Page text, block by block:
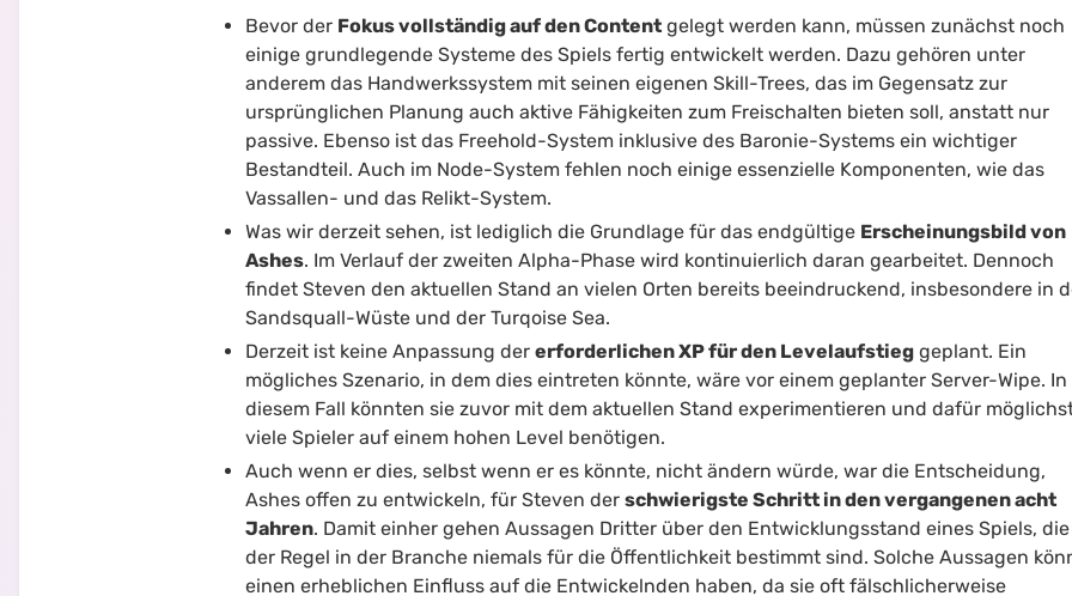
Bevor der Fokus vollständig auf den Content gelegt werden kann, müssen zunächst noch
einige grundlegende Systeme des Spiels fertig entwickelt werden. Dazu gehören unter
anderem das Handwerkssystem mit seinen eigenen Skill-Trees, das im Gegensatz zur
ursprünglichen Planung auch aktive Fähigkeiten zum Freischalten bieten soll, anstatt nur
passive. Ebenso ist das Freehold-System inklusive des Baronie-Systems ein wichtiger
Bestandteil. Auch im Node-System fehlen noch einige essenzielle Komponenten, wie das
Vassallen- und das Relikt-System.
Was wir derzeit sehen, ist lediglich die Grundlage für das endgültige Erscheinungsbild von
Ashes. Im Verlauf der zweiten Alpha-Phase wird kontinuierlich daran gearbeitet. Dennoch
findet Steven den aktuellen Stand an vielen Orten bereits beeindruckend, insbesondere in
Sandsquall-Wüste und der Turqoise Sea.
Derzeit ist keine Anpassung dererforderlichen XP für den Levelaufstieg geplant. Ein
mögliches Szenario, in dem dies eintreten könnte, wäre vor einem geplanter Server-Wipe. In
diesem Fall könnten sie zuvor mit dem aktuellen Stand experimentieren und dafür
viele Spieler auf einem hohen Level benötigen.
Auch wenn er dies, selbst wenn er es könnte, nicht ändern würde, war die Entscheidung,
Ashes offen zu entwickeln, für Steven derschwierigste Schritt in den vergangenen acht
Jahren. Damit einher gehen Aussagen Dritter über den Entwicklungsstand eines Spiels,
der Regel in der Branche niemals für die Öffentlichkeit bestimmt sind. Solche Aussagen
einen erheblichen Einfluss auf die Entwickelnden haben, da sie oft fälschlicherweise